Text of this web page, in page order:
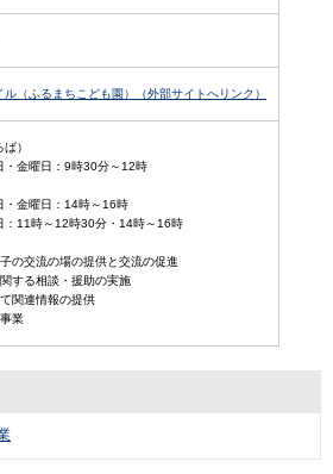
（ふるまちこども園）（外部サイトへリンク）
）
・金曜日：9時30分～12時
・金曜日：14時～16時
：11時～12時30分・14時～16時
子の交流の場の提供と交流の促進
関する相談・援助の実施
関連情報の提供
業